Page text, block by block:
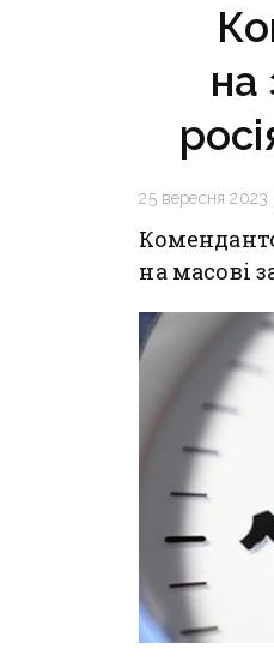
на
25 вересня 2023
на масові